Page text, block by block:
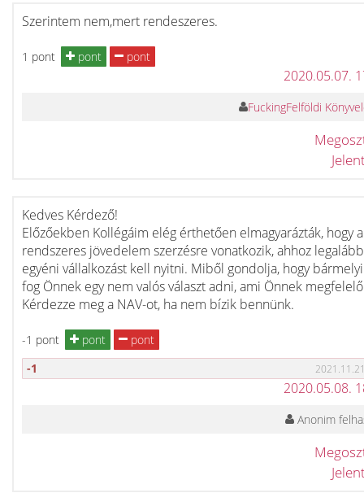
Szerintem nem,mert rendeszeres.
1 pont pont pont
2020.05.07.
FuckingFelföldi
Kedves Kérdező!
Előzőekben Kollégáim elég érthetően elmagyarázták, hogy
rendszeres jövedelem szerzésre vonatkozik, ahhoz legalább
egyéni vállalkozást kell nyitni. Miből gondolja, hogy
fog Önnek egy nem valós választ adni, ami Önnek
Kérdezze meg a NAV-ot, ha nem bízik bennünk.
-1 pont pont
pont
-1
2020.05.08.
Anonim